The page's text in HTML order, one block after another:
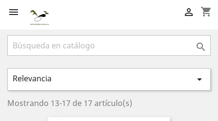
 shopping_cart


Relevancia 
Mostrando 13-17 de 17 artículo(s)